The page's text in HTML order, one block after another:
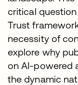
critical
Trust
necessity of
explore why
on AI-powered
the dynamic